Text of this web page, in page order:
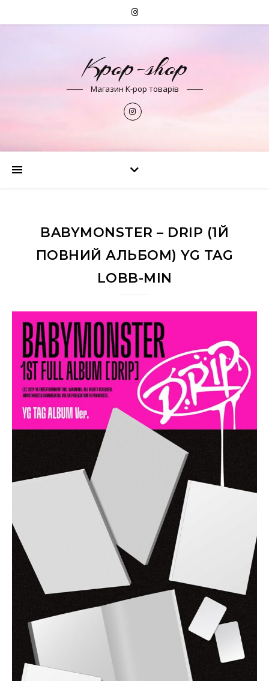
Kpop-shop
Магазин K-pop товарів
BABYMONSTER – DRIP (1Й
ПОВНИЙ АЛЬБОМ) YG TAG
LOBB-MIN